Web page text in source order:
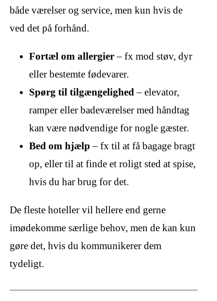
både værelser og service, men kun hvis de
ved det på forhånd.
Fortæl om allergier– fx mod støv, dyr
eller bestemte fødevarer.
Spørg til tilgængelighed– elevator,
ramper eller badeværelser med håndtag
kan være nødvendige for nogle gæster.
Bed om hjælp – fx til at få bagage bragt
op, eller til at finde et roligt sted at spise,
hvis du har brug for det.
De fleste hoteller vil hellere end gerne
imødekomme særlige behov, men de kan kun
gøre det, hvis du kommunikerer dem
tydeligt.